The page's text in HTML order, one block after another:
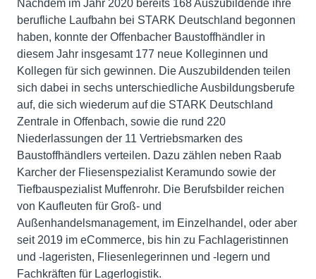
Nachdem im Jahr 2020 bereits 168 Auszubildende ihre
berufliche Laufbahn bei STARK Deutschland begonnen
haben, konnte der Offenbacher Baustoffhändler in
diesem Jahr insgesamt 177 neue Kolleginnen und
Kollegen für sich gewinnen. Die Auszubildenden teilen
sich dabei in sechs unterschiedliche Ausbildungsberufe
auf, die sich wiederum auf die STARK Deutschland
Zentrale in Offenbach, sowie die rund 220
Niederlassungen der 11 Vertriebsmarken des
Baustoffhändlers verteilen. Dazu zählen neben Raab
Karcher der Fliesenspezialist Keramundo sowie der
Tiefbauspezialist Muffenrohr. Die Berufsbilder reichen
von Kaufleuten für Groß- und
Außenhandelsmanagement, im Einzelhandel, oder aber
seit 2019 im eCommerce, bis hin zu Fachlageristinnen
und -lageristen, Fliesenlegerinnen und -legern und
Fachkräften für Lagerlogistik.